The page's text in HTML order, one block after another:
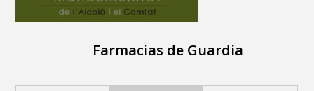
Farmacias de Guardia